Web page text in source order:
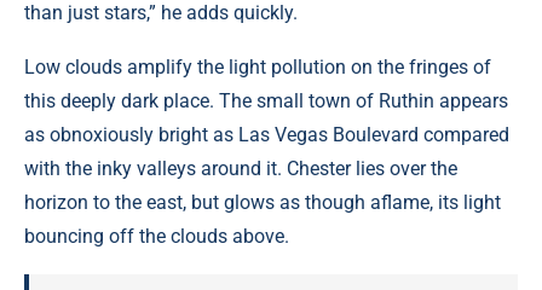
than just stars,” he adds quickly.
Low clouds amplify the light pollution on the fringes of
this deeply dark place. The small town of Ruthin appears
as obnoxiously bright as Las Vegas Boulevard compared
with the inky valleys around it. Chester lies over the
horizon to the east, but glows as though aflame, its light
bouncing off the clouds above.